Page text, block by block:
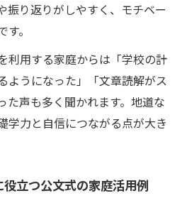
振り返りがしやすく、モチベー
。
利用する家庭からは「学校の計
ようになった」「文章読解がス
た声も多く聞かれます。地道な
学力と自信につながる点が大き
立つ公文式の家庭活用例